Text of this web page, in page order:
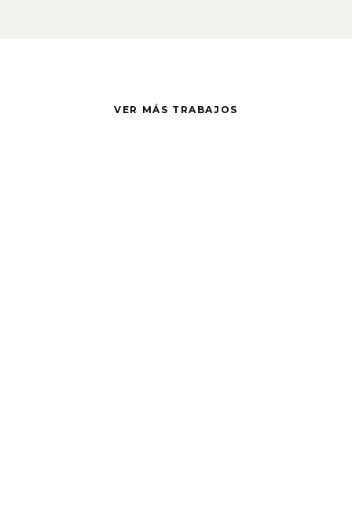
VER MÁS TRABAJOS